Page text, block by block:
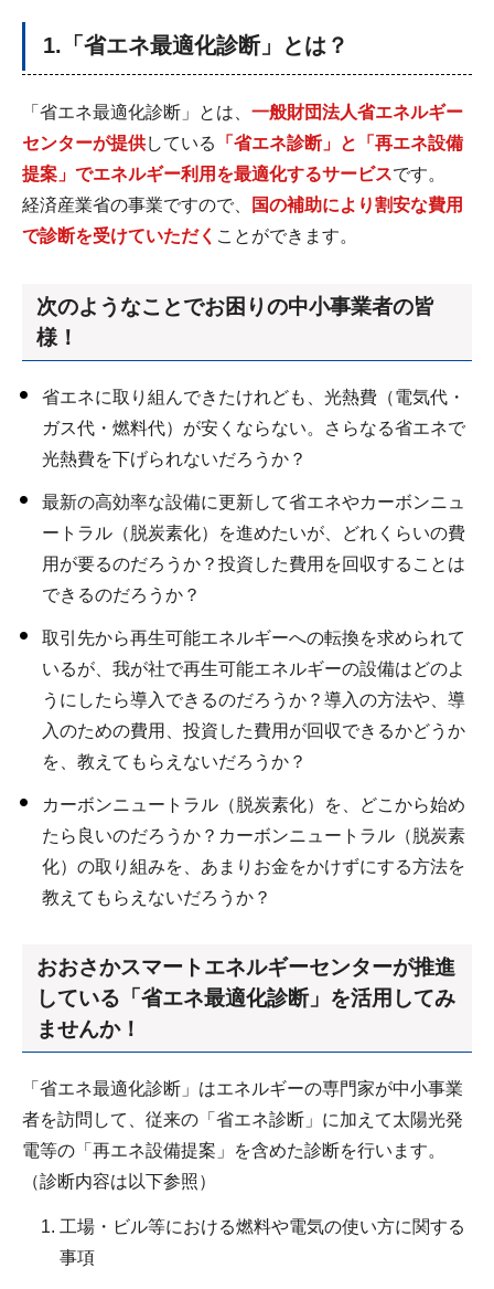
1.「省エネ最適化診断」とは？
「省エネ最適化診断」とは、 一般財団法人省エネルギー
センターが提供している
「省エネ診断」と「再エネ設備
提案」でエネルギー利用を最適化するサービスです。
経済産業省の事業ですので、
国の補助により割安な費用
で診断を受けていただく ことができます。
次のようなことでお困りの中小事業者の皆
様！
省エネに取り組んできたけれども、光熱費（電気代・
ガス代・燃料代）が安くならない。さらなる省エネで
光熱費を下げられないだろうか？
最新の高効率な設備に更新して省エネやカーボンニュ
ートラル（脱炭素化）を進めたいが、どれくらいの費
用が要るのだろうか？投資した費用を回収することは
できるのだろうか？
取引先から再生可能エネルギーへの転換を求められて
いるが、我が社で再生可能エネルギーの設備はどのよ
うにしたら導入できるのだろうか？導入の方法や、導
入のための費用、投資した費用が回収できるかどうか
を、教えてもらえないだろうか？
カーボンニュートラル（脱炭素化）を、どこから始め
たら良いのだろうか？カーボンニュートラル（脱炭素
化）の取り組みを、あまりお金をかけずにする方法を
教えてもらえないだろうか？
おおさかスマートエネルギーセンターが推進
している「省エネ最適化診断」を活用してみ
ませんか！
「省エネ最適化診断」はエネルギーの専門家が中小事業
者を訪問して、従来の「省エネ診断」に加えて太陽光発
電等の「再エネ設備提案」を含めた診断を行います。
（診断内容は以下参照）
工場・ビル等における燃料や電気の使い方に関する
事項